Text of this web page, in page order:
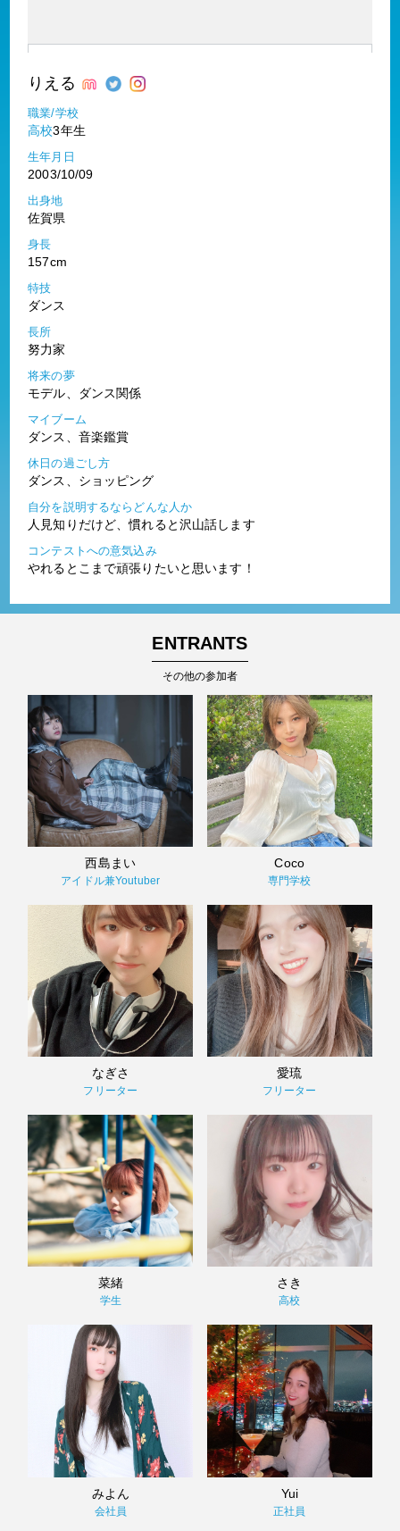
りえる
職業/学校
高校3年生
生年月日
2003/10/09
出身地
佐賀県
身長
157cm
特技
ダンス
長所
努力家
将来の夢
モデル、ダンス関係
マイブーム
ダンス、音楽鑑賞
休日の過ごし方
ダンス、ショッピング
自分を説明するならどんな人か
人見知りだけど、慣れると沢山話します
コンテストへの意気込み
やれるとこまで頑張りたいと思います！
ENTRANTS
その他の参加者
西島まい
アイドル兼Youtuber
Coco
専門学校
なぎさ
フリーター
愛琉
フリーター
菜緒
学生
さき
高校
みよん
会社員
Yui
正社員